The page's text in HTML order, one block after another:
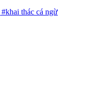
#khai thác cá ngừ